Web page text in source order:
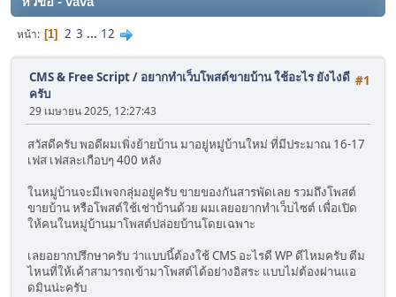
หน้า 1 2 3 ... 12
#1
CMS & Free Script/ อยากทำเว็บโพสต์ขายบ้าน ใช้อะไร ยังไงดี
ครับ
29 เมษายน 2025, 12:27:43
สวัสดีครับ พอดีผมเพิ่งย้ายบ้าน มาอยู่หมู่บ้านใหม่ ที่มีประมาณ 16-17
เฟส เฟสละเกือบๆ 400 หลัง
ในหมู่บ้านจะมีเพจกลุ่มอยู่ครับ ขายของกันสารพัดเลย รวมถึงโพสต์
ขายบ้าน หรือโพสต์ใช้เช่าบ้านด้วย ผมเลยอยากทำเว็บไซต์ เพื่อเปิด
ให้คนในหมู่บ้านมาโพสต์ปล่อยบ้านโดยเฉพาะ
เลยอยากปรึกษาครับ ว่าแบบนี้ต้องใช้ CMS อะไรดี WP ดีไหมครับ ตีม
ไหนที่ให้เค้าสามารถเข้ามาโพสต์ได้อย่างอิสระ แบบไม่ต้องผ่านแอ
ดมินน่ะครับ